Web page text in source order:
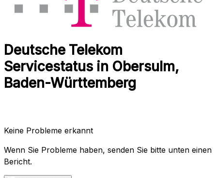
Deutsche Telekom
Servicestatus in Obersulm,
Baden-Württemberg
Keine Probleme erkannt
Wenn Sie Probleme haben, senden Sie bitte unten einen
Bericht.